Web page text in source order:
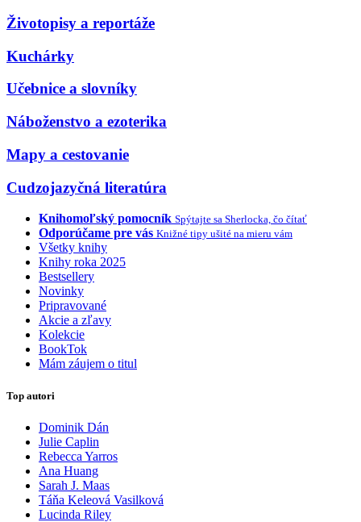
Životopisy a reportáže
Kuchárky
Učebnice a slovníky
Náboženstvo a ezoterika
Mapy a cestovanie
Cudzojazyčná literatúra
Knihomoľský pomocník Spýtajte sa Sherlocka, čo čítať
Odporúčame pre vás Knižné tipy ušité na mieru vám
Všetky knihy
Knihy roka 2025
Bestsellery
Novinky
Pripravované
Akcie a zľavy
Kolekcie
BookTok
Mám záujem o titul
Top autori
Dominik Dán
Julie Caplin
Rebecca Yarros
Ana Huang
Sarah J. Maas
Táňa Keleová Vasilková
Lucinda Riley